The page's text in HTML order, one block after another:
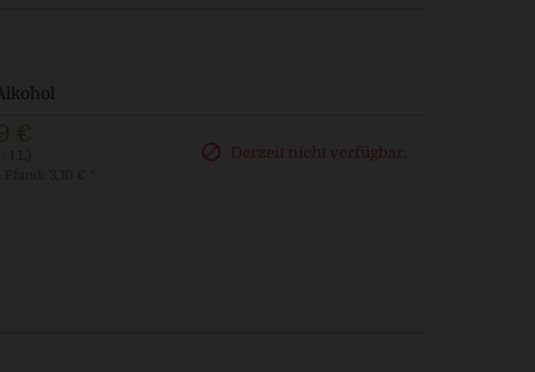
€
Derzeit nicht verfügbar.